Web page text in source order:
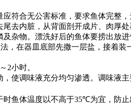
符合无公害标准，要求鱼体完整
去内脏，从背面剖开成片、肉厚
杂物。漂洗好后的鱼体要捞出放进
法，在器皿底部先撒一层盐，接着
～ 2小时。
，使调味液充分均匀渗透。调味液
时鱼体温度以不高于35℃为宜，防止